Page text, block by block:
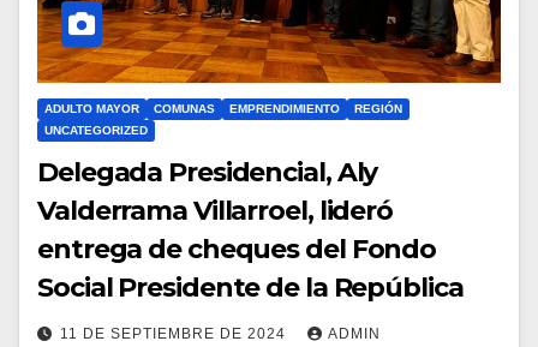
ADULTO MAYOR COMUNAS EMPRENDIMIENTO
REGIÓN
UNCATEGORIZED
Delegada Presidencial, Aly
Valderrama Villarroel, lideró
entrega de cheques del Fondo
Social Presidente de la República
11 DE SEPTIEMBRE DE 2024 ADMIN